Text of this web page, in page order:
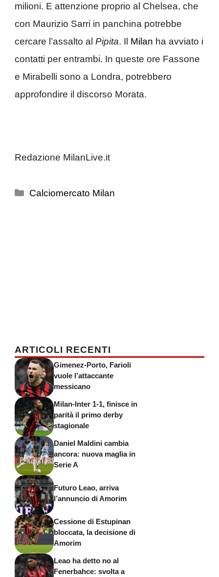
milioni. E attenzione proprio al Chelsea, che
con Maurizio Sarri in panchina potrebbe
cercare l’assalto al Pipita. Il Milan ha avviato i
contatti per entrambi. In queste ore Fassone
e Mirabelli sono a Londra, potrebbero
approfondire il discorso Morata.
Redazione MilanLive.it
Categorie
Calciomercato Milan
ARTICOLI RECENTI
Gimenez-Porto, Farioli
vuole l’attaccante
messicano
Milan-Inter 1-1, finisce in
parità il primo derby
stagionale
Daniel Maldini cambia
ancora: nuova maglia in
Serie A
Futuro Leao, arriva
l’annuncio di Amorim
Cessione di Estupinan
bloccata, la decisione di
Amorim
Leao ha detto no al
Fenerbahce: svolta a